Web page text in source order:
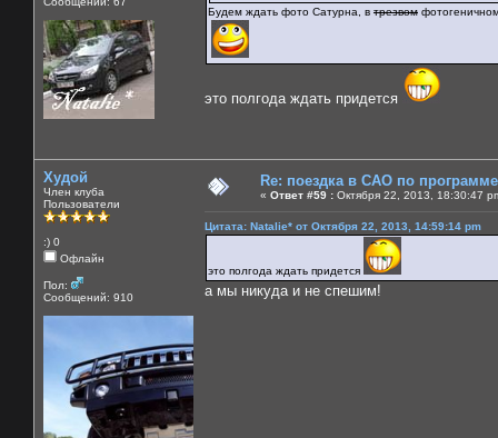
Будем ждать фото Сатурна, в трезвом
это полгода ждать придется
Худой
Член клуба
Пользователи
:) 0
Офлайн
Пол:
Сообщений: 910
Re: поездка в САО по
« Ответ #59 : Октября 22, 2013, 18:30:47
Цитата: Natalie* от Октября 22, 2013, 14:59:14 pm
это полгода ждать придется
а мы никуда и не спешим!